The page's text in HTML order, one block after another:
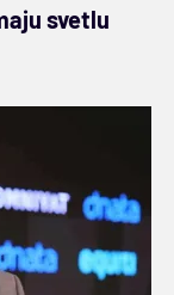
svetlu